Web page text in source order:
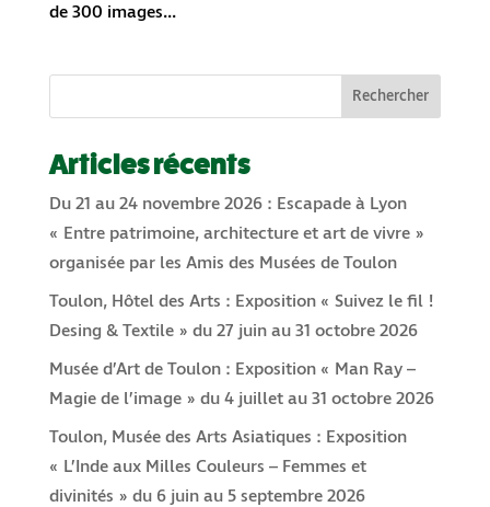
de 300 images...
Rechercher
Articles récents
Du 21 au 24 novembre 2026 : Escapade à Lyon
« Entre patrimoine, architecture et art de vivre »
organisée par les Amis des Musées de Toulon
Toulon, Hôtel des Arts : Exposition « Suivez le fil !
Desing & Textile » du 27 juin au 31 octobre 2026
Musée d’Art de Toulon : Exposition « Man Ray –
Magie de l’image » du 4 juillet au 31 octobre 2026
Toulon, Musée des Arts Asiatiques : Exposition
« L’Inde aux Milles Couleurs – Femmes et
divinités » du 6 juin au 5 septembre 2026